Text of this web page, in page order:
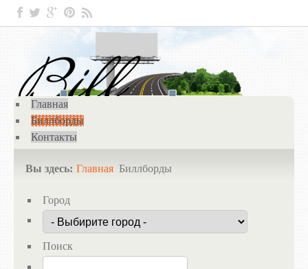
Главная
Биллборды
Контакты
Вы здесь: Главная Биллборды
Город
Поиск